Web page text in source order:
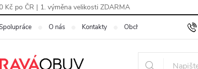
Kč po ČR | 1. výměna velikosti ZDARMA
O nás Kontakty Obchodní podmínky